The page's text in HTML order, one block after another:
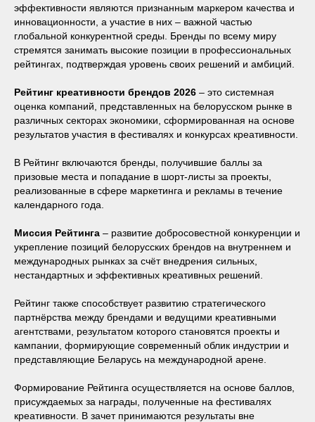
эффективности являются признанным маркером качества и
инновационности, а участие в них – важной частью
глобальной конкурентной среды. Бренды по всему миру
стремятся занимать высокие позиции в профессиональных
рейтингах, подтверждая уровень своих решений и амбиций.
Рейтинг креативности брендов 2026 – это системная
оценка компаний, представленных на белорусском рынке в
различных секторах экономики, сформированная на основе
результатов участия в фестивалях и конкурсах креативности.
В Рейтинг включаются бренды, получившие баллы за
призовые места и попадание в шорт-листы за проекты,
реализованные в сфере маркетинга и рекламы в течение
календарного года.
Миссия Рейтинга – развитие добросовестной конкуренции и
укрепление позиций белорусских брендов на внутреннем и
международных рынках за счёт внедрения сильных,
нестандартных и эффективных креативных решений.
Рейтинг также способствует развитию стратегического
партнёрства между брендами и ведущими креативными
агентствами, результатом которого становятся проекты и
кампании, формирующие современный облик индустрии и
представляющие Беларусь на международной арене.
Формирование Рейтинга осуществляется на основе баллов,
присуждаемых за награды, полученные на фестивалях
креативности. В зачет принимаются результаты вне